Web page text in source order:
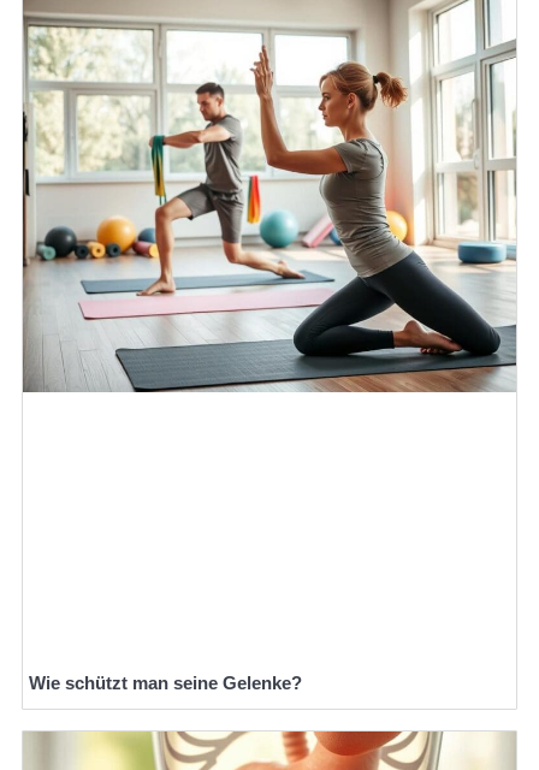
Wie schützt man seine Gelenke?